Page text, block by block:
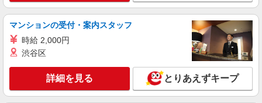
丁目 5‐27
キープ 詳細を見る
正社員
ソフトバンク徳山東店
ソフトバンクショップの携帯販売スタッフ
月給 180,000円 〜 350,000円 試用期間あり 3
マンションの受付・案内スタッフ
時給 2,000円
渋谷区
詳細を見る とりあえずキープ